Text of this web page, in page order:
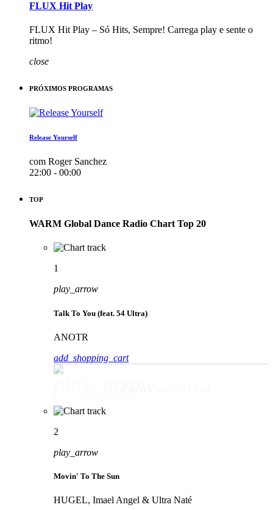
FLUX Hit Play
FLUX Hit Play – Só Hits, Sempre! Carrega play e sente o
ritmo!
close
PRÓXIMOS PROGRAMAS
Release Yourself
com Roger Sanchez
22:00 - 00:00
TOP
WARM Global Dance Radio Chart Top 20
1
play_arrow
Talk To You (feat. 54 Ultra)
ANOTR
add_shopping_cart
2
play_arrow
Movin' To The Sun
HUGEL, Imael Angel & Ultra Naté